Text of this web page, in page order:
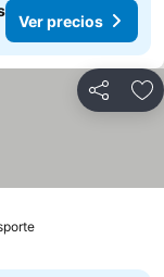
Ver precios
Compartir